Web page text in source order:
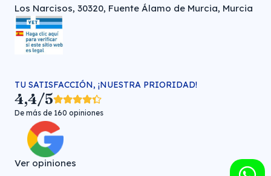
Los Narcisos, 30320, Fuente Álamo de Murcia, Murcia
TU SATISFACCIÓN, ¡NUESTRA PRIORIDAD!
4,4/5
De más de 160 opiniones
Ver opiniones